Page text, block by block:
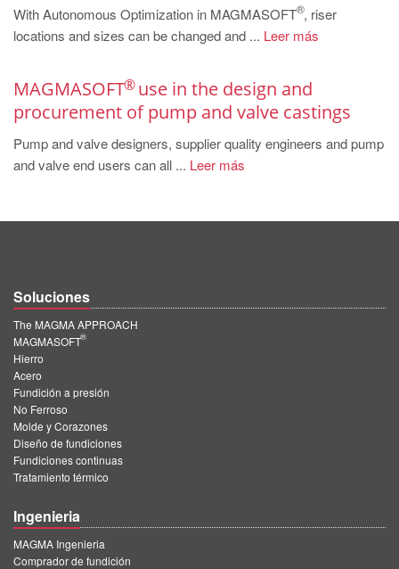
ES
EN
TR
MAGMA China
EN
MAGMA Korea
EN
With Autonomous Optimization in MAGMASOFT
®, riser
locations and sizes can be changed and ... Leer más
MAGMASOFT
®use in the design and
procurement of pump and valve castings
Pump and valve designers, supplier quality engineers and pump
and valve end users can all ... Leer más
Soluciones
The MAGMA APPROACH
MAGMASOFT
®
Hierro
Acero
Fundición a presión
No Ferroso
Molde y Corazones
Diseño de fundiciones
Fundiciones continuas
Tratamiento térmico
Ingenieria
MAGMA Ingenieria
Comprador de fundición